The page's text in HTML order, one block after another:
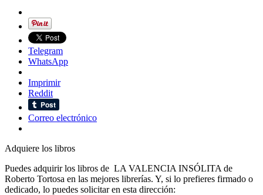
Telegram
WhatsApp
Imprimir
Reddit
Correo electrónico
Adquiere los libros
Puedes adquirir los libros de LA VALENCIA INSÓLITA de
Roberto Tortosa en las mejores librerías. Y, si lo prefieres firmado o
dedicado, lo puedes solicitar en esta dirección: